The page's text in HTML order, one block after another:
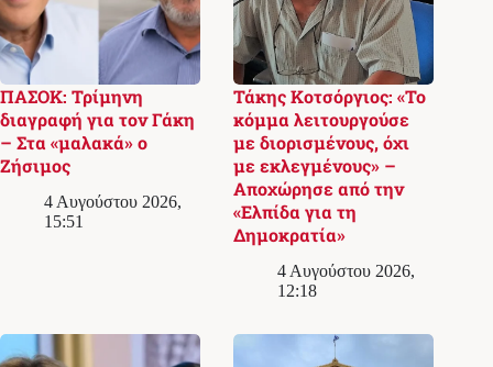
ΠΑΣΟΚ: Τρίμηνη
διαγραφή για τον Γάκη
– Στα «μαλακά» ο
Ζήσιμος
4 Αυγούστου 2026,
15:51
Τάκης Κοτσόργιος: «Το
κόμμα λειτουργούσε
με διορισμένους, όχι
με εκλεγμένους» –
Αποχώρησε από την
«Ελπίδα για τη
Δημοκρατία»
4 Αυγούστου 2026,
12:18